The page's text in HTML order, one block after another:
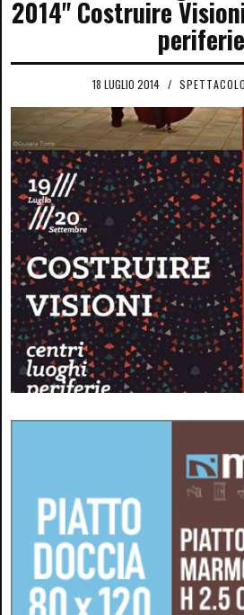
2014" Costruire
periferie
18 LUGLIO 2014 / SPETTACOLO